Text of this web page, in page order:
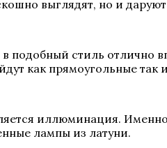
выглядят, но и
стиль отлично
как прямоугольные так
иллюминация.
лампы из латуни.